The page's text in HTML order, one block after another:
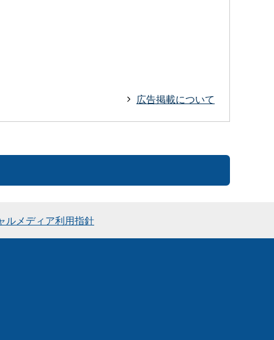
広告掲載について
ルメディア利用指針